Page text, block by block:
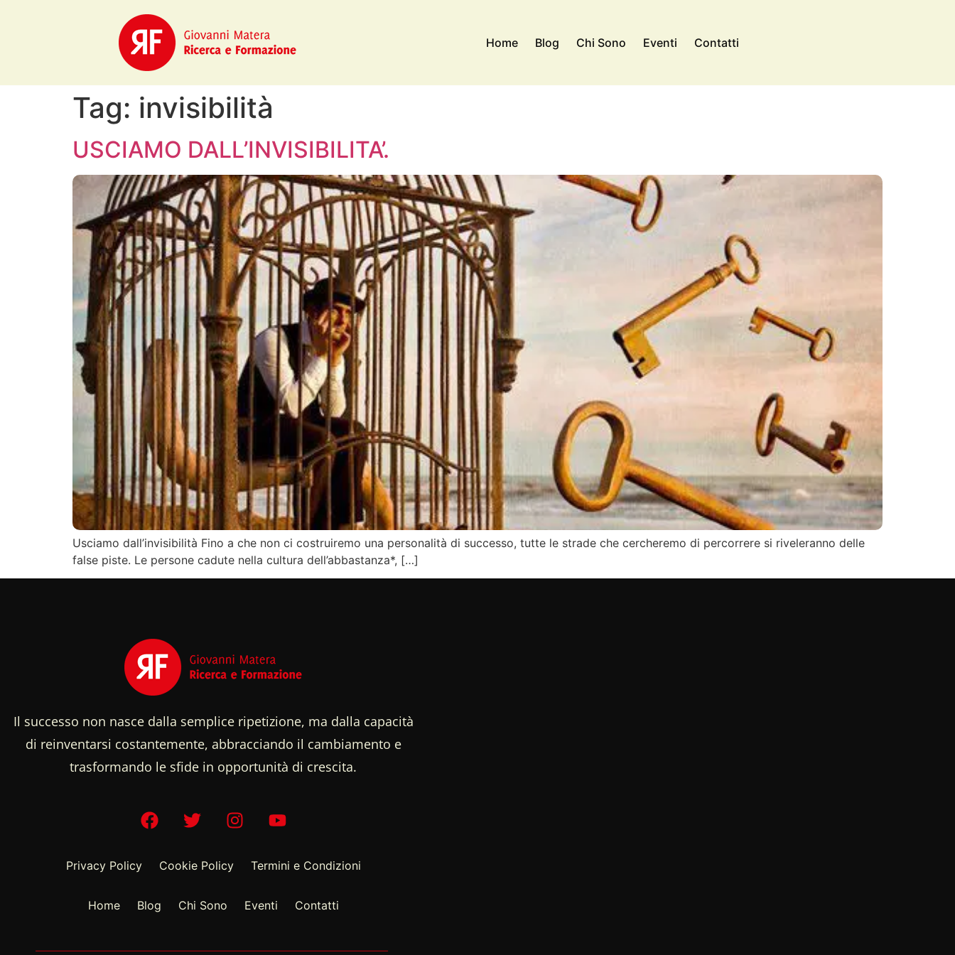
Home Blog Chi Sono Eventi Contatti
Tag: invisibilità
USCIAMO DALL’INVISIBILITA’.
Usciamo dall’invisibilità Fino a che non ci costruiremo una personalità di successo, tutte le strade che cercheremo di percorrere si riveleranno delle
false piste. Le persone cadute nella cultura dell’abbastanza*, […]
Il successo non nasce dalla semplice ripetizione, ma dalla capacità
di reinventarsi costantemente, abbracciando il cambiamento e
trasformando le sfide in opportunità di crescita.
Privacy Policy Cookie Policy Termini e Condizioni
Home Blog Chi Sono Eventi Contatti